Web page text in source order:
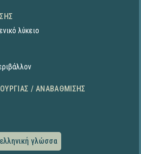
λύκειο
/ ΑΝΑΒΆΘΜΙΣΗΣ
ελληνική γλώσσα